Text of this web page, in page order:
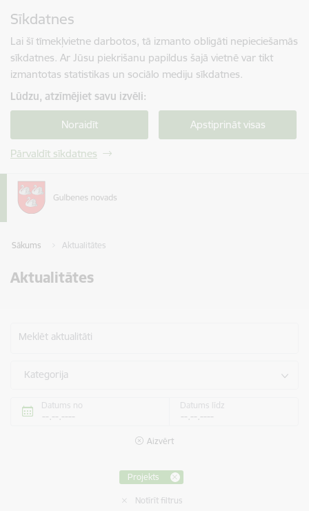
Sīkdatnes
Lai šī tīmekļvietne darbotos, tā izmanto obligāti nepieciešamās
sīkdatnes. Ar Jūsu piekrišanu papildus šajā vietnē var tikt
izmantotas statistikas un sociālo mediju sīkdatnes.
Lūdzu, atzīmējiet savu izvēli:
Noraidīt Apstiprināt visas
Pārvaldīt sīkdatnes
Sākums Aktualitātes
Aktualitātes
Meklēt aktualitāti
Kategorija
Datums no Datums līdz
Aizvērt
Projekts
Notīrīt filtrus